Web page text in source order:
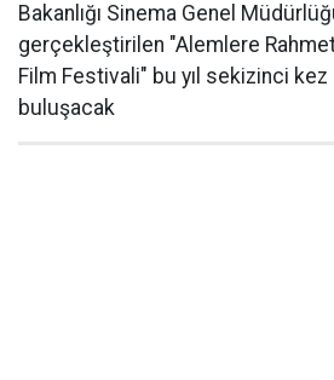
Bakanlığı Sinema Genel
gerçekleştirilen "Alemlere
Film Festivali" bu yıl sekizinci
buluşacak